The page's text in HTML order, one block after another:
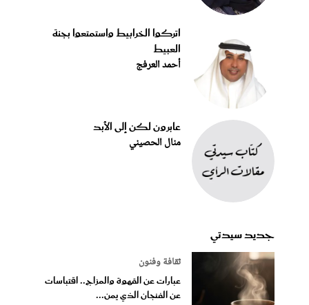
اتركوا الخرابيط واستمتعوا بجنة
العبيط
أحمد العرفج
عابرون لكن إلى الأبد
منال الحصيني
جديد سيدتي
ثقافة وفنون
عبارات عن القهوة والمزاج.. اقتباسات
عن الفنجان الذي يمن...